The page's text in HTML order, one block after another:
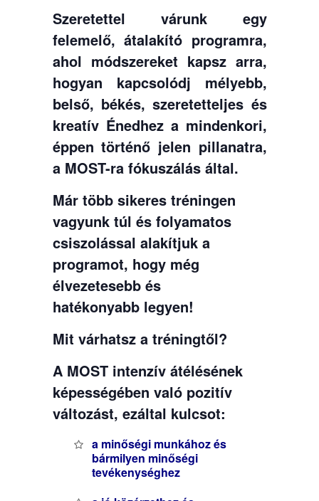
Szeretettel várunk egy
felemelő, átalakító programra,
ahol módszereket kapsz arra,
hogyan kapcsolódj mélyebb,
belső, békés, szeretetteljes és
kreatív Énedhez a mindenkori,
éppen történő jelen pillanatra,
a MOST-ra fókuszálás által.
Már több sikeres tréningen
vagyunk túl és folyamatos
csiszolással alakítjuk a
programot, hogy még
élvezetesebb és
hatékonyabb legyen!
Mit várhatsz a tréningtől?
A MOST intenzív átélésének
képességében való pozitív
változást, ezáltal kulcsot:
a minőségi munkához és
bármilyen minőségi
tevékenységhez